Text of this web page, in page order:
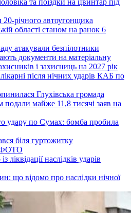
та поїздки на цвинтар під
річного автоугонщика
області станом на ранок 6
атакували безпілотники
документи на матеріальну
і захисниць на 2027 рік
після нічних ударів КАБ по
Глухівська громада
подали майже 11,8 тисячі заяв на
удару по Сумах: бомба пробила
біля гуртожитку
наслідків ударів
що відомо про наслідки нічної